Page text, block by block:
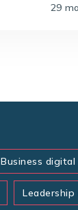
29
Business digital
Leadership